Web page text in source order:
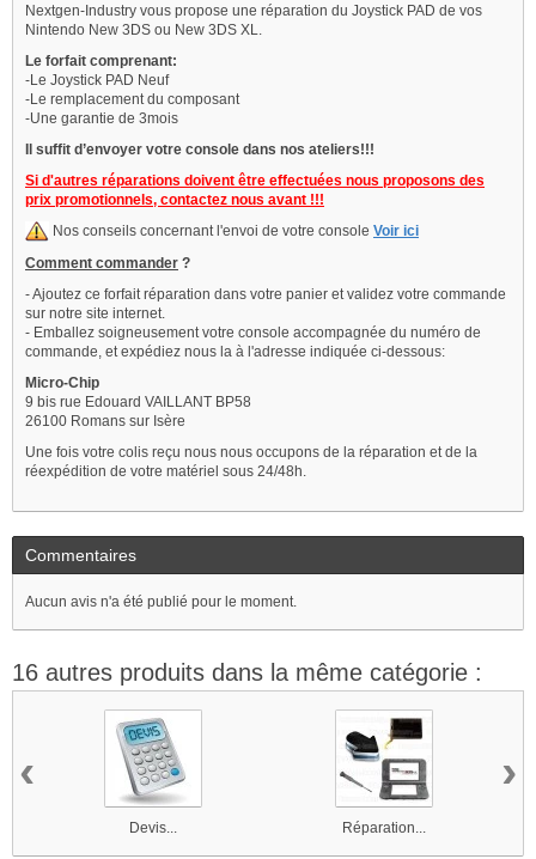
Nextgen-Industry vous propose une réparation du Joystick PAD de vos
Nintendo New 3DS ou New 3DS XL.
Le forfait comprenant:
-Le Joystick PAD Neuf
-Le remplacement du composant
-Une garantie de 3mois
Il suffit d’envoyer votre console dans nos ateliers!!!
Si d'autres réparations doivent être effectuées nous proposons des
prix promotionnels, contactez nous avant !!!
Nos conseils concernant l'envoi de votre console Voir ici
Comment commander ?
- Ajoutez ce forfait réparation dans votre panier et validez votre commande
sur notre site internet.
- Emballez soigneusement votre console accompagnée du numéro de
commande, et expédiez nous la à l'adresse indiquée ci-dessous:
Micro-Chip
9 bis rue Edouard VAILLANT BP58
26100 Romans sur Isère
Une fois votre colis reçu nous nous occupons de la réparation et de la
réexpédition de votre matériel sous 24/48h.
Commentaires
Aucun avis n'a été publié pour le moment.
16 autres produits dans la même catégorie :
Devis... Réparation...
‹ ›